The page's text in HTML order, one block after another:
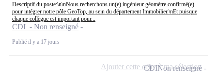
Descriptif du poste:\n\nNous recherchons un(e) ingénieur géomètre confirmé(e)
pour intégrer notre pôle GeoTop, au sein du département Immobilier.\nEt puisque
chaque collègue est important pour...
CDI - Non renseigné
Publié il y a 17 jours
CDINon renseigné
Ajouter cette offre à ma sélection